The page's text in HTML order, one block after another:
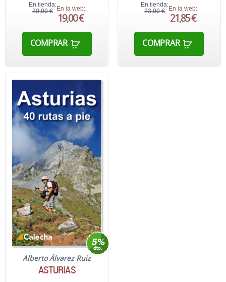
En tienda:
20,00 € En la web:
19,00 €
COMPRAR
En tienda:
23,00 € En la web:
21,85 €
COMPRAR
Alberto Álvarez Ruiz
ASTURIAS